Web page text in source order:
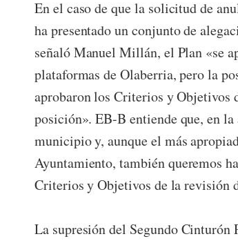
En el caso de que la solicitud de
ha presentado un conjunto de
señaló Manuel Millán, el Plan «se
plataformas de Olaberria, pero la
aprobaron los Criterios y Objetivos
posición». EB-B entiende que, en
municipio y, aunque el más
Ayuntamiento, también queremos
Criterios y Objetivos de la revisión
La supresión del Segundo